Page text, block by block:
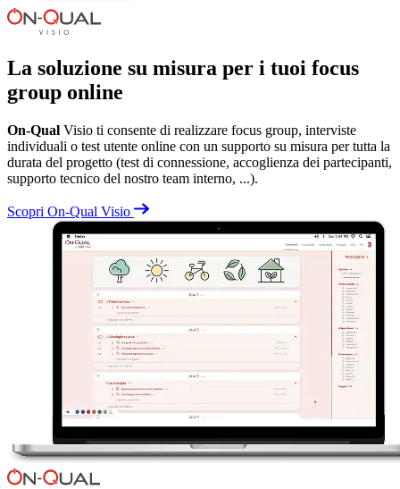
La soluzione su misura per i tuoi focus
group online
On-Qual Visio ti consente di realizzare focus group, interviste
individuali o test utente online con un supporto su misura per tutta la
durata del progetto (test di connessione, accoglienza dei partecipanti,
supporto tecnico del nostro team interno, ...).
Scopri On-Qual Visio